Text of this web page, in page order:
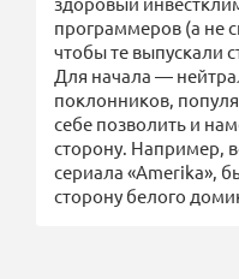
программеров (а не
чтобы те выпускали
Для начала —
поклонников,
себе позволить и
сторону. Например,
сериала «Amerika»,
сторону белого